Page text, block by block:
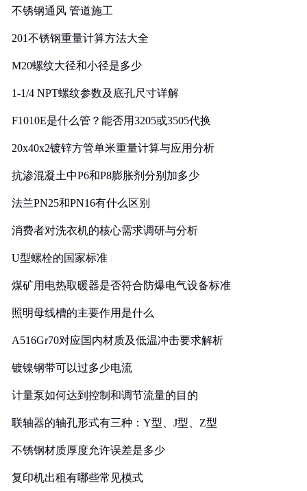
不锈钢通风 管道施工
201不锈钢重量计算方法大全
M20螺纹大径和小径是多少
1-1/4 NPT螺纹参数及底孔尺寸详解
F1010E是什么管？能否用3205或3505代换
20x40x2镀锌方管单米重量计算与应用分析
抗渗混凝土中P6和P8膨胀剂分别加多少
法兰PN25和PN16有什么区别
消费者对洗衣机的核心需求调研与分析
U型螺栓的国家标准
煤矿用电热取暖器是否符合防爆电气设备标准
照明母线槽的主要作用是什么
A516Gr70对应国内材质及低温冲击要求解析
镀镍钢带可以过多少电流
计量泵如何达到控制和调节流量的目的
联轴器的轴孔形式有三种：Y型、J型、Z型
不锈钢材质厚度允许误差是多少
复印机出租有哪些常见模式